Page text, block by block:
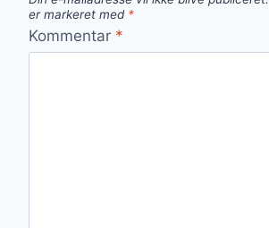
er markeret med *
Kommentar *